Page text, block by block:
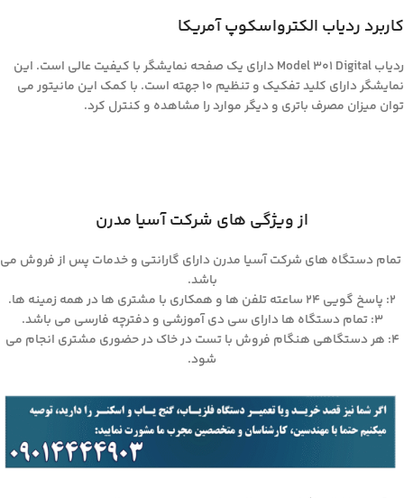
کاربرد ردیاب الکترواسکوپ آمریکا
ردیاب Model 301 Digital دارای یک صفحه نمایشگر با کیفیت عالی است. این
نمایشگر دارای کلید تفکیک و تنظیم 10 جهته است. با کمک این مانیتور می
توان میزان مصرف باتری و دیگر موارد را مشاهده و کنترل کرد.
از ویژگی های شرکت آسیا مدرن
تمام دستگاه های شرکت آسیا مدرن دارای گارانتی و خدمات پس از فروش می
باشد.
۲: پاسخ گویی ۲۴ ساعته تلفن ها و همکاری با مشتری ها در همه زمینه ها.
۳: تمام دستگاه ها دارای سی دی آموزشی و دفترچه فارسی می باشد.
۴: هر دستگاهی هنگام فروش با تست در خاک در حضوری مشتری انجام می
شود.